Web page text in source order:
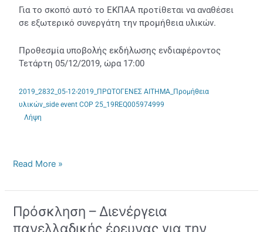
Για το σκοπό αυτό το ΕΚΠΑΑ προτίθεται να αναθέσει
σε εξωτερικό συνεργάτη την προμήθεια υλικών.
Προθεσμία υποβολής εκδήλωσης ενδιαφέροντος
Τετάρτη 05/12/2019, ώρα 17:00
2019_2832_05-12-2019_ΠΡΩΤΟΓΕΝΕΣ ΑΙΤΗΜΑ_Προμήθεια
υλικών_side event COP 25_19REQ005974999
Λήψη
Read More »
Πρόσκληση – Διενέργεια
Πρόσκληση